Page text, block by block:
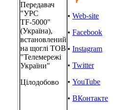
Передавач
"УРС
TF-5000"
(Україна),
встановлений
на щоглі ТОВ
"Телемережі
України"
Цілодобово
• Web-site
• Facebook
• Instagram
• Twitter
• YouTube
• ВКонтакте